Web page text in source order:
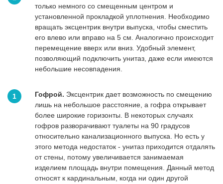
только немного со смещенным центром и
установленной прокладкой уплотнения. Необходимо
вращать эксцентрик внутри выпуска, чтобы сместить
его влево или вправо на 5 см. Аналогично происходит
перемещение вверх или вниз. Удобный элемент,
позволяющий подключить унитаз, даже если имеются
небольшие несовпадения.
Гофрой. Эксцентрик дает возможность по смещению
лишь на небольшое расстояние, а гофра открывает
более широкие горизонты. В некоторых случаях
гофров разворачивают туалеты на 90 градусов
относительно канализационного выпуска. Но есть у
этого метода недостаток - унитаз приходится отдалять
от стены, потому увеличивается занимаемая
изделием площадь внутри помещения. Данный метод
относят к кардинальным, когда ни один другой